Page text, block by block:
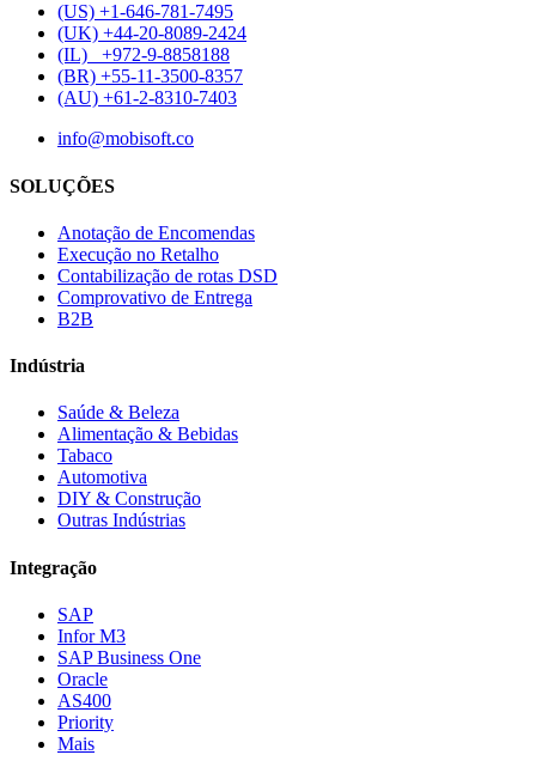
(US) +1-646-781-7495
(UK) +44-20-8089-2424
(IL) +972-9-8858188
(BR) +55-11-3500-8357
(AU) +61-2-8310-7403
info@mobisoft.co
SOLUÇÕES
Anotação de Encomendas
Execução no Retalho
Contabilização de rotas DSD
Comprovativo de Entrega
B2B
Indústria
Saúde & Beleza
Alimentação & Bebidas
Tabaco
Automotiva
DIY & Construção
Outras Indústrias
Integração
SAP
Infor M3
SAP Business One
Oracle
AS400
Priority
Mais